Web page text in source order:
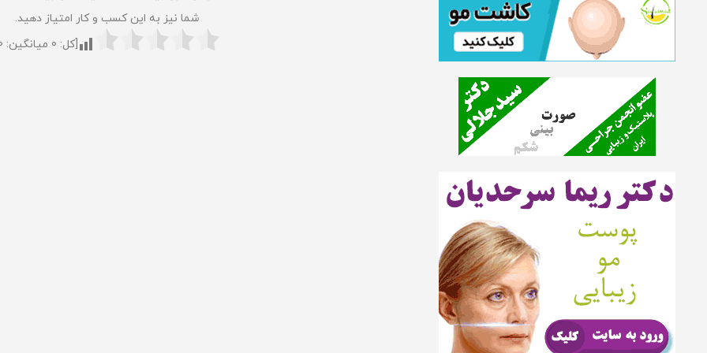
شما نیز به این کسب و کار امتیاز دهید.
[کل: 0 میانگین: